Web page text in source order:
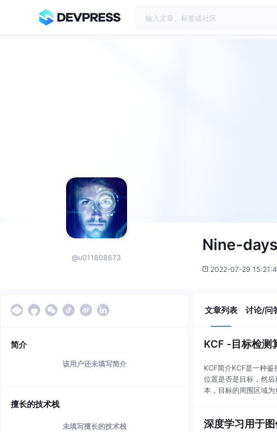
@u011808673
Nine-days
2022-07-29
简介
该用户还未填写简介
擅长的技术栈
未填写擅长的技术栈
文章列表 讨论/问
KCF -目标检测
KCF简介KCF是一种
位置是否是目标，然
本，目标的周围区域
深度学习用于